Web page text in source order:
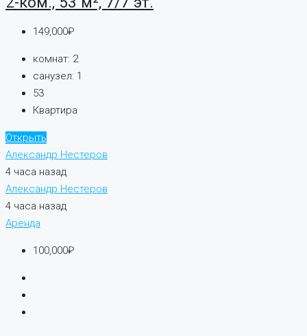
149,000₽
комнат: 2
санузел: 1
53
Квартира
Открыть
Александр Нестеров
4 часа назад
Александр Нестеров
4 часа назад
Аренда
100,000₽